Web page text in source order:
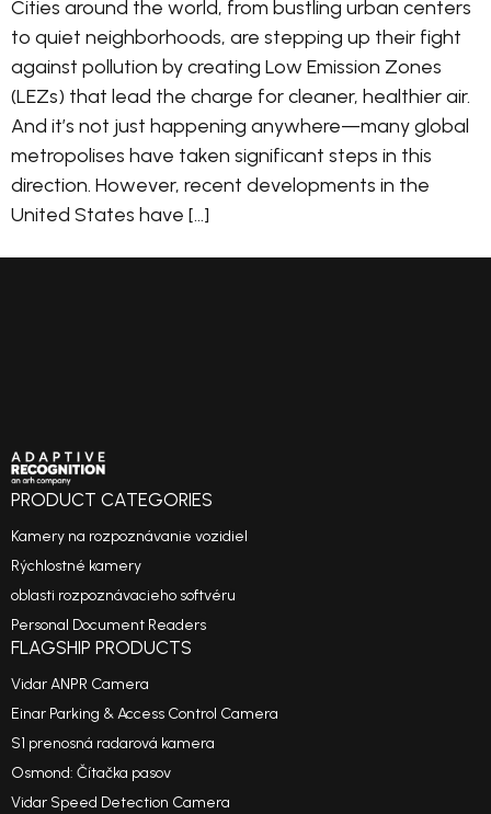
Cities around the world, from bustling urban centers
to quiet neighborhoods, are stepping up their fight
against pollution by creating Low Emission Zones
(LEZs) that lead the charge for cleaner, healthier air.
And it’s not just happening anywhere—many global
metropolises have taken significant steps in this
direction. However, recent developments in the
United States have […]
PRODUCT CATEGORIES
Kamery na rozpoznávanie vozidiel
Rýchlostné kamery
oblasti rozpoznávacieho softvéru
Personal Document Readers
FLAGSHIP PRODUCTS
Vidar ANPR Camera
Einar Parking & Access Control Camera
S1 prenosná radarová kamera
Osmond: Čítačka pasov
Vidar Speed Detection Camera